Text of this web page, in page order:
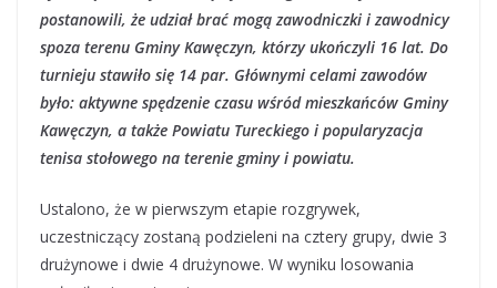
postanowili, że udział brać mogą zawodniczki i zawodnicy
spoza terenu Gminy Kawęczyn, którzy ukończyli 16 lat. Do
turnieju stawiło się 14 par. Głównymi celami zawodów
było: aktywne spędzenie czasu wśród mieszkańców Gminy
Kawęczyn, a także Powiatu Tureckiego i popularyzacja
tenisa stołowego na terenie gminy i powiatu.
Ustalono, że w pierwszym etapie rozgrywek,
uczestniczący zostaną podzieleni na cztery grupy, dwie 3
drużynowe i dwie 4 drużynowe. W wyniku losowania